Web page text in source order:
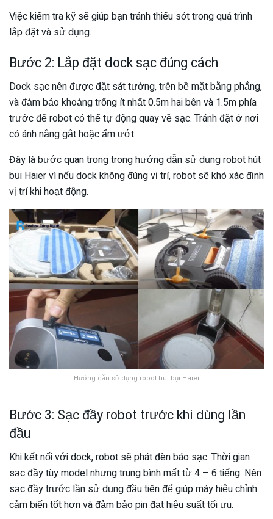
Việc kiểm tra kỹ sẽ giúp bạn tránh thiếu sót trong quá trình
lắp đặt và sử dụng.
Bước 2: Lắp đặt dock sạc đúng cách
Dock sạc nên được đặt sát tường, trên bề mặt bằng phẳng,
và đảm bảo khoảng trống ít nhất 0.5m hai bên và 1.5m phía
trước để robot có thể tự động quay về sạc. Tránh đặt ở nơi
có ánh nắng gắt hoặc ẩm ướt.
Đây là bước quan trọng trong hướng dẫn sử dụng robot hút
bụi Haier vì nếu dock không đúng vị trí, robot sẽ khó xác định
vị trí khi hoạt động.
Hướng dẫn sử dụng robot hút bụi Haier
Bước 3: Sạc đầy robot trước khi dùng lần
đầu
Khi kết nối với dock, robot sẽ phát đèn báo sạc. Thời gian
sạc đầy tùy model nhưng trung bình mất từ 4 – 6 tiếng. Nên
sạc đầy trước lần sử dụng đầu tiên để giúp máy hiệu chỉnh
cảm biến tốt hơn và đảm bảo pin đạt hiệu suất tối ưu.